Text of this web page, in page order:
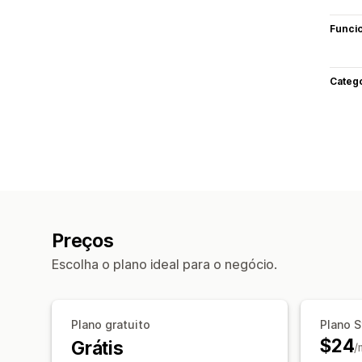
Preços
Escolha o plano ideal para o negócio.
Plano gratuito
Grátis
Plano
$24/